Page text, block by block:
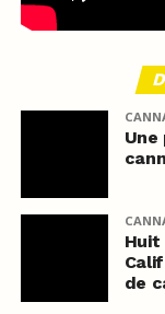
Une
Huit
de